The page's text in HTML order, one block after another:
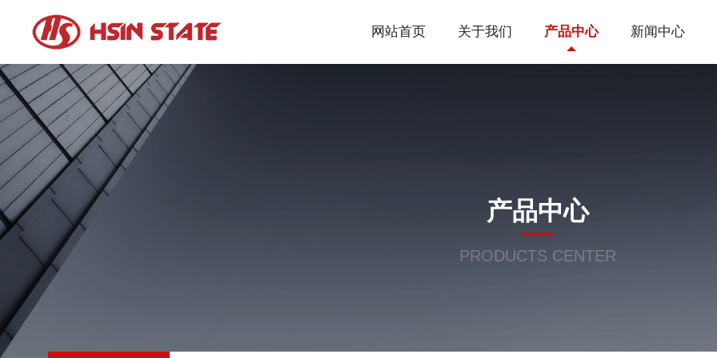
网站首页 关于我们 产品中心 新闻中心
产品中心
PRODUCTS CENTER